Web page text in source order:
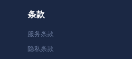
条款
服务条款
隐私条款